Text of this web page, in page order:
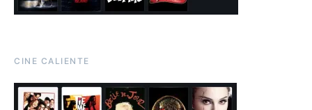
CINE CALIENTE